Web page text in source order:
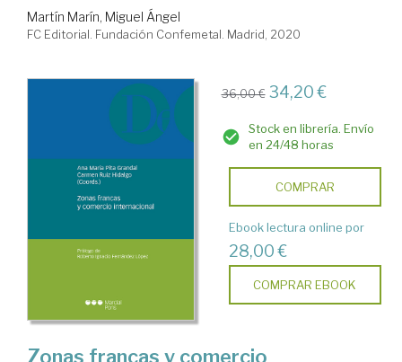
Martín Marín, Miguel Ángel
FC Editorial. Fundación Confemetal. Madrid, 2020
36,00 € 34,20 €
Stock en librería. Envío
en 24/48 horas
COMPRAR
Ebook lectura online por
28,00 €
COMPRAR EBOOK
Zonas francas y comercio